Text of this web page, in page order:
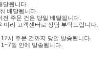
달됩니다.
배달됩니다.
주문 건은 당일 배달됩니다.
미리 고객센터로 상담 부탁드립니다.
시 주문 건까지 당일 발송됩니다.
일 안에 발송됩니다.